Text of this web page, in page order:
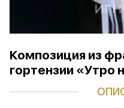
Композиция из
гортензии «Утро